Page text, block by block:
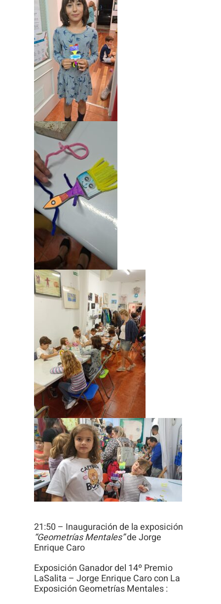
21:50 – Inauguración de la exposición
“Geometrías Mentales”de Jorge
Enrique Caro
Exposición Ganador del 14º Premio
LaSalita – Jorge Enrique Caro con La
Exposición Geometrías Mentales :